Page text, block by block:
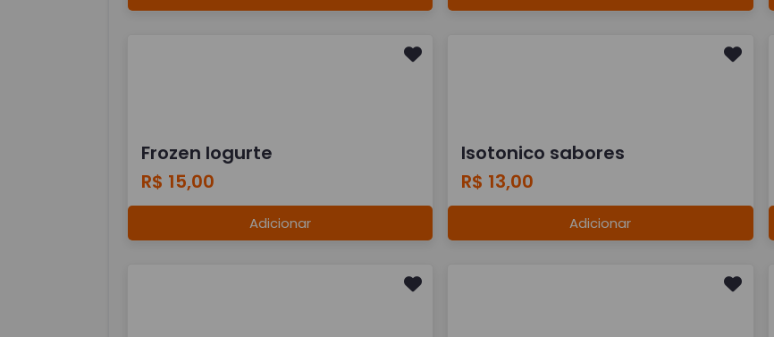
Frozen Iogurte
R$ 15,00
Adicionar
Isotonico sabores
R$ 13,00
Adicionar